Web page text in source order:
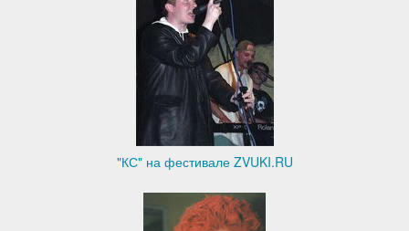
"КС" на фестивале ZVUKI.RU